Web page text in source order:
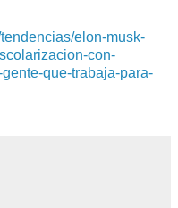
elon-musk-
con-
que-trabaja-para-